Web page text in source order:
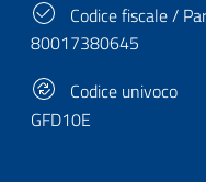
Codice fiscale /
80017380645
Codice univoco
GFD10E